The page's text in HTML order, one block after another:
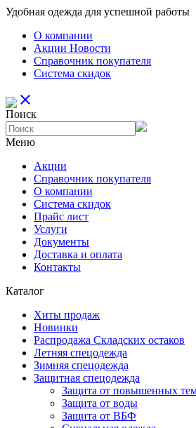
Удобная одежда для успешной работы
О компании
Aкции Новости
Справочник покупателя
Система скидок
close
Поиск
Меню
Aкции
Справочник покупателя
О компании
Система скидок
Прайс лист
Услуги
Документы
Доставка и оплата
Контакты
Каталог
Хиты продаж
Новинки
Распродажа Складских остаков
Летняя спецодежда
Зимняя спецодежда
Защитная спецодежда
Защита от повышенных
Защита от воды
Защита от ВБФ